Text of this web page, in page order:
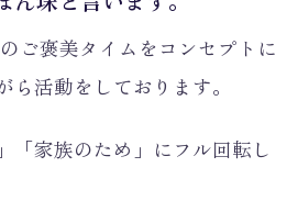
ご褒美タイムをコンセプトに
ら活動をしております。
「家族のため」にフル回転し